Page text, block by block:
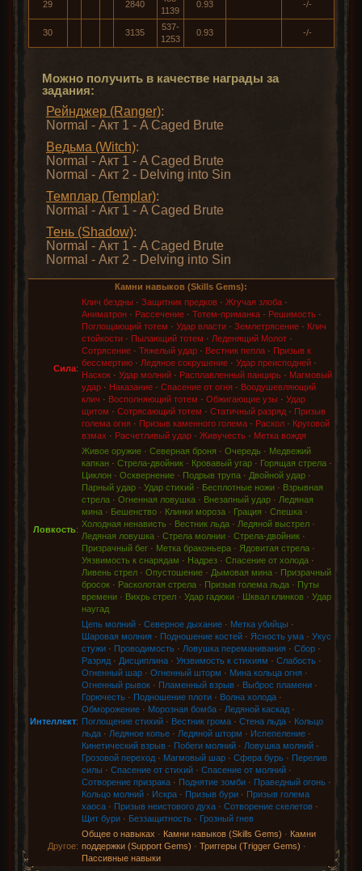
29 2840
1139
0.93 -/-
30 3135
537-
1253
0.93 -/-
Можно получить в качестве награды за
задания:
Рейнджер (Ranger):
Normal - Акт 1 - A Caged Brute
Ведьма (Witch):
Normal - Акт 1 - A Caged Brute
Normal - Акт 2 - Delving into Sin
Темплар (Templar):
Normal - Акт 1 - A Caged Brute
Тень (Shadow):
Normal - Акт 1 - A Caged Brute
Normal - Акт 2 - Delving into Sin
Камни навыков (Skills Gems):
Сила:
Клич бездны · Защитник предков· Жгучая злоба·
Аниматрон· Рассечение· Тотем-приманка· Решимость·
Поглощающий тотем · Удар власти· Землетрясение· Клич
стойкости· Пылающий тотем · Леденящий Молот·
Сотрясение· Тяжелый удар· Вестник пепла· Призыв к
бессмертию· Ледяное сокрушение· Удар преисподней·
Наскок· Удар молний· Расплавленный панцирь· Магмовый
удар· Наказание· Спасение от огня· Воодушевляющий
клич · Восполняющий тотем · Обжигающие узы · Удар
щитом · Сотрясающий тотем · Статичный разряд· Призыв
голема огня· Призыв каменного голема· Раскол· Круговой
взмах · Расчетливый удар· Живучесть· Метка вождя
Ловкость:
Живое оружие· Северная броня · Очередь · Медвежий
капкан· Стрела-двойник· Кровавый угар· Горящая стрела·
Циклон· Осквернение· Подрыв трупа· Двойной удар·
Парный удар· Удар стихий· Бесплотные ножи· Взрывная
стрела· Огненная ловушка· Внезапный удар· Ледяная
мина· Бешенство· Клинки мороза· Грация · Спешка·
Холодная ненависть · Вестник льда· Ледяной выстрел·
Ледяная ловушка· Стрела молнии· Стрела-двойник·
Призрачный бег· Метка браконьера· Ядовитая стрела·
Уязвимость к снарядам · Надрез· Спасение от холода·
Ливень стрел· Опустошение· Дымовая мина· Призрачный
бросок· Расколотая стрела· Призыв голема льда· Путы
времени· Вихрь стрел· Удар гадюки· Шквал клинков· Удар
наугад
Интеллект:
Цепь молний· Северное дыхание· Метка убийцы ·
Шаровая молния· Подношение костей· Ясность ума· Укус
стужи· Проводимость· Ловушка переманивания· Сбор·
Разряд· Дисциплина· Уязвимость к стихиям · Слабость·
Огненный шар· Огненный шторм · Мина кольца огня·
Огненный рывок· Пламенный взрыв· Выброс пламени·
Горючесть· Подношение плоти· Волна холода·
Обморожение· Морозная бомба· Ледяной каскад·
Поглощение стихий· Вестник грома· Стена льда· Кольцо
льда· Ледяное копье· Ледяной шторм · Испепеление·
Кинетический взрыв· Побеги молний· Ловушка молний·
Грозовой переход· Магмовый шар· Сфера бурь· Перелив
силы · Спасение от стихий· Спасение от молний·
Сотворение призрака· Поднятие зомби· Праведный огонь·
Кольцо молний· Искра· Призыв бури· Призыв голема
хаоса· Призыв неистового духа· Сотворение скелетов·
Щит бури· Беззащитность· Грозный гнев
Другое:
Общее о навыках · Камни навыков (Skills Gems) · Камни
поддержки (Support Gems) · Триггеры (Trigger Gems) ·
Пассивные навыки